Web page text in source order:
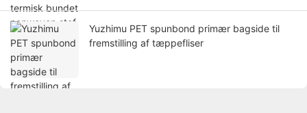
Yuzhimu PET spunbond primær bagside til
fremstilling af tæppefliser